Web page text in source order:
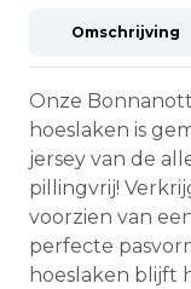
Omschrijving
Onze
hoeslaken is
jersey van de
pillingvrij!
voorzien van
perfecte
hoeslaken blijft